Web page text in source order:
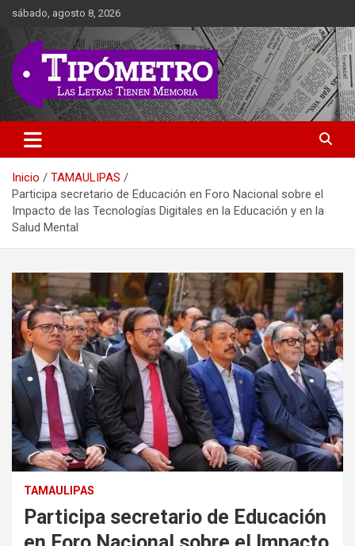
Saltar
contenido
sábado, agosto 8, 2026
Tipometro
Las Letras Tienen Memoria
Inicio
TAMAULIPAS
Participa secretario de Educación en Foro Nacional sobre el
Impacto de las Tecnologías Digitales en la Educación y en la
Salud Mental
TAMAULIPAS
Participa secretario de Educación